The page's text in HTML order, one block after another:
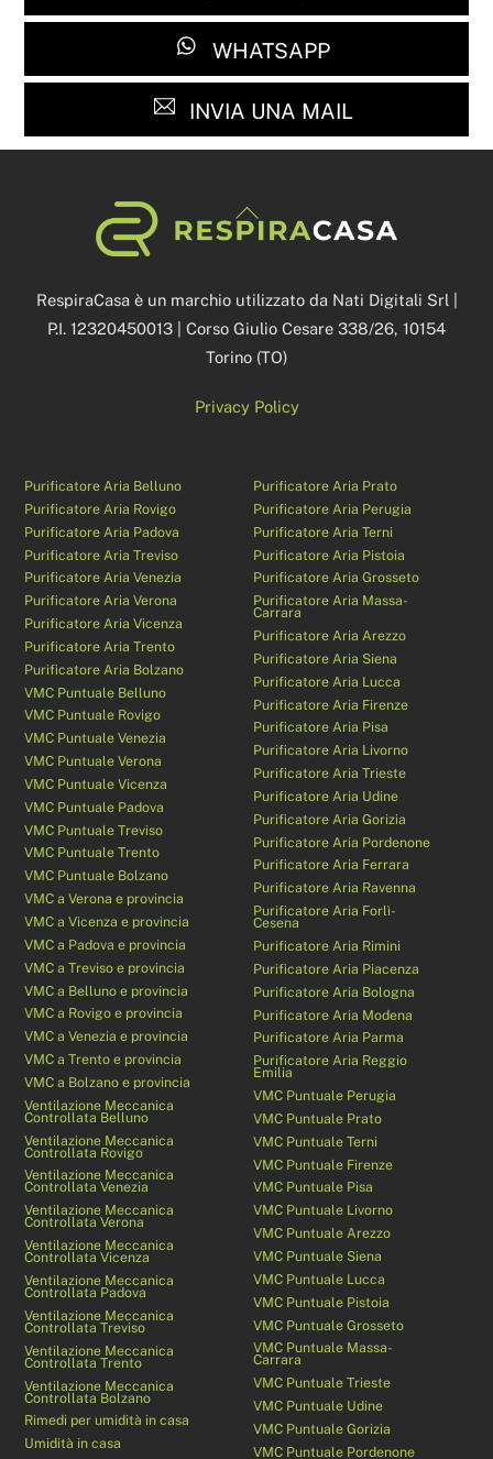
WHATSAPP
INVIA UNA MAIL
Back
To
RespiraCasa è un marchio utilizzato da Nati Digitali Srl |
P.I. 12320450013 | Corso Giulio Cesare 338/26, 10154
Torino (TO)
Privacy Policy
Purificatore Aria Belluno
Purificatore Aria Rovigo
Purificatore Aria Padova
Purificatore Aria Treviso
Purificatore Aria Venezia
Purificatore Aria Verona
Purificatore Aria Vicenza
Purificatore Aria Trento
Purificatore Aria Bolzano
VMC Puntuale Belluno
VMC Puntuale Rovigo
VMC Puntuale Venezia
VMC Puntuale Verona
VMC Puntuale Vicenza
VMC Puntuale Padova
VMC Puntuale Treviso
VMC Puntuale Trento
VMC Puntuale Bolzano
VMC a Verona e provincia
VMC a Vicenza e provincia
VMC a Padova e provincia
VMC a Treviso e provincia
VMC a Belluno e provincia
VMC a Rovigo e provincia
VMC a Venezia e provincia
VMC a Trento e provincia
VMC a Bolzano e provincia
Ventilazione Meccanica
Controllata Belluno
Ventilazione Meccanica
Controllata Rovigo
Ventilazione Meccanica
Controllata Venezia
Ventilazione Meccanica
Controllata Verona
Ventilazione Meccanica
Controllata Vicenza
Ventilazione Meccanica
Controllata Padova
Ventilazione Meccanica
Controllata Treviso
Ventilazione Meccanica
Controllata Trento
Ventilazione Meccanica
Controllata Bolzano
Rimedi per umidità in casa
Umidità in casa
Purificatore Aria Prato
Purificatore Aria Perugia
Purificatore Aria Terni
Purificatore Aria Pistoia
Purificatore Aria Grosseto
Purificatore Aria Massa-
Carrara
Purificatore Aria Arezzo
Purificatore Aria Siena
Purificatore Aria Lucca
Purificatore Aria Firenze
Purificatore Aria Pisa
Purificatore Aria Livorno
Purificatore Aria Trieste
Purificatore Aria Udine
Purificatore Aria Gorizia
Purificatore Aria Pordenone
Purificatore Aria Ferrara
Purificatore Aria Ravenna
Purificatore Aria Forlì-
Cesena
Purificatore Aria Rimini
Purificatore Aria Piacenza
Purificatore Aria Bologna
Purificatore Aria Modena
Purificatore Aria Parma
Purificatore Aria Reggio
Emilia
VMC Puntuale Perugia
VMC Puntuale Prato
VMC Puntuale Terni
VMC Puntuale Firenze
VMC Puntuale Pisa
VMC Puntuale Livorno
VMC Puntuale Arezzo
VMC Puntuale Siena
VMC Puntuale Lucca
VMC Puntuale Pistoia
VMC Puntuale Grosseto
VMC Puntuale Massa-
Carrara
VMC Puntuale Trieste
VMC Puntuale Udine
VMC Puntuale Gorizia
VMC Puntuale Pordenone